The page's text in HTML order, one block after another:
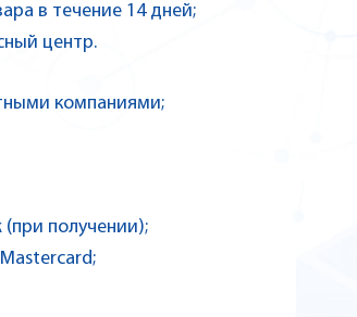
в течение 14 дней;
центр.
компаниями;
получении);